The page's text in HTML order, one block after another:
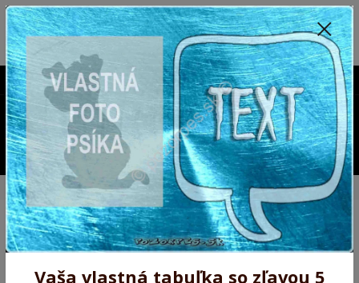
Poprosíme ctených zákazníkov o trpezlivosť, v tomto období máme
predĺžené dodacie lehoty.
Preto sme Vám pripravili malý darček ako ospravedlnenie.
!!! ZĽAVA 5€ na PRVÚ objednávku nad 30€ s kódom pozorpes5 !!!
Menu
EUR
0903563637
0
0,00 EUR
Úvod Kovové výstražné ceduľky Pozorpes.sk, výstražná tabuľka
Pozorpes.sk, výstražná
tabuľka
Vaša vlastná tabuľka so zľavou 5